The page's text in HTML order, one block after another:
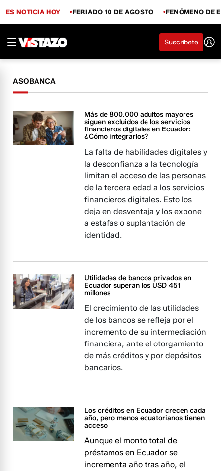
ES NOTICIA HOY FERIADO 10 DE AGOSTO FENÓMENO DE
Suscríbete
ASOBANCA
Más de 800.000 adultos mayores
siguen excluidos de los servicios
financieros digitales en Ecuador:
¿Cómo integrarlos?
La falta de habilidades digitales y
la desconfianza a la tecnología
limitan el acceso de las personas
de la tercera edad a los servicios
financieros digitales. Esto los
deja en desventaja y los expone
a estafas o suplantación de
identidad.
Utilidades de bancos privados en
Ecuador superan los USD 451
millones
El crecimiento de las utilidades
de los bancos se refleja por el
incremento de su intermediación
financiera, ante el otorgamiento
de más créditos y por depósitos
bancarios.
Los créditos en Ecuador crecen cada
año, pero menos ecuatorianos tienen
acceso
Aunque el monto total de
préstamos en Ecuador se
incrementa año tras año, el